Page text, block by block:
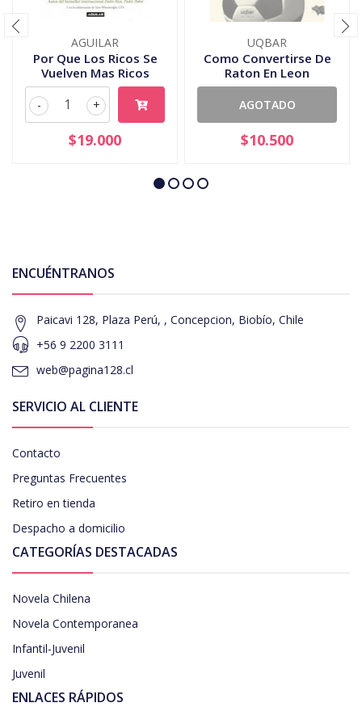
AGUILAR
Por Que Los Ricos Se
Vuelven Mas Ricos
+
-
$19.000
UQBAR
Como Convertirse De
Raton En Leon
AGOTADO
$10.500
ENCUÉNTRANOS
Paicavi 128, Plaza Perú, , Concepcion, Biobío, Chile
+56 9 2200 3111
web@pagina128.cl
SERVICIO AL CLIENTE
Contacto
Preguntas Frecuentes
Retiro en tienda
Despacho a domicilio
CATEGORÍAS DESTACADAS
Novela Chilena
Novela Contemporanea
Infantil-Juvenil
Juvenil
ENLACES RÁPIDOS